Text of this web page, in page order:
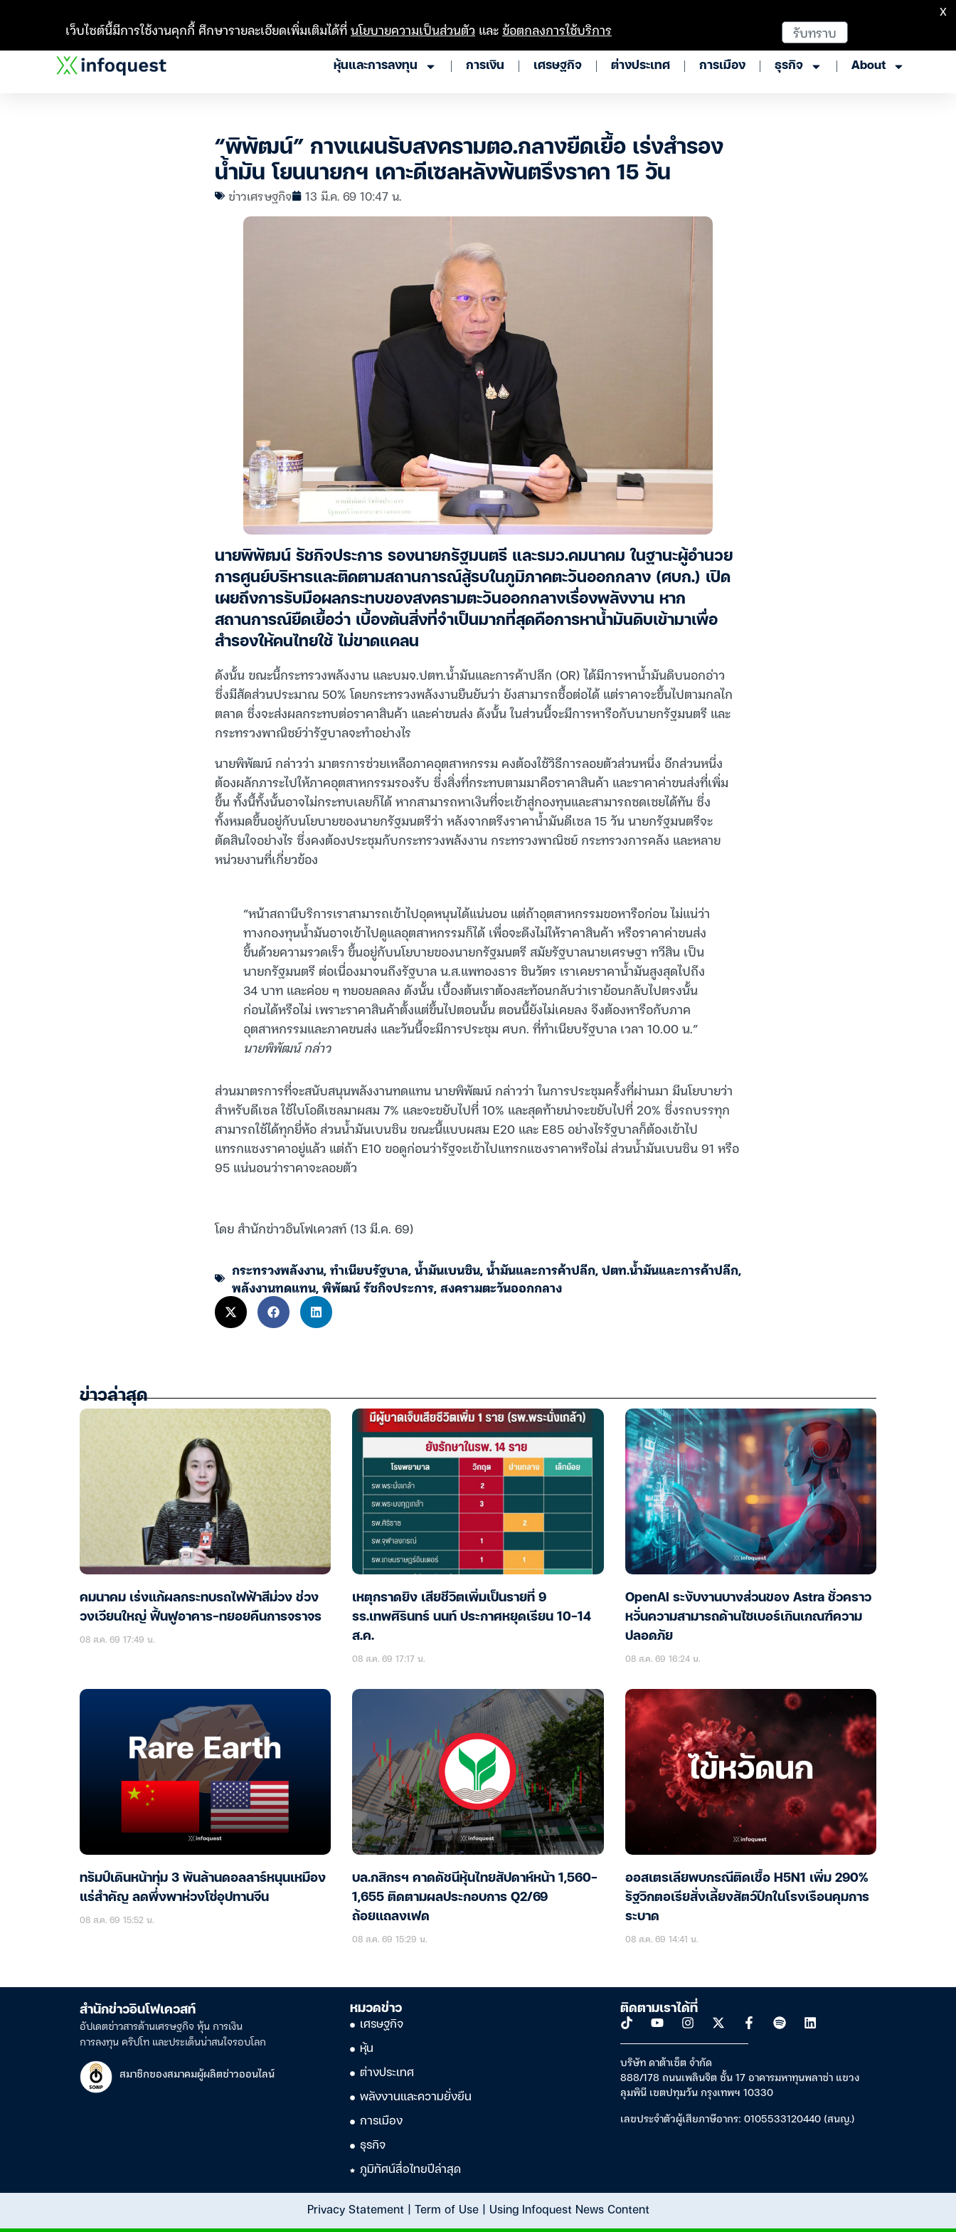
หุ้นและการลงทุน การเงิน เศรษฐกิจ ต่างประเทศ การเมือง ธุรกิจ About
“พิพัฒน์” กางแผนรับสงครามตอ.กลางยืดเยื้อ เร่งสำรอง
น้ำมัน โยนนายกฯ เคาะดีเซลหลังพ้นตรึงราคา 15 วัน
ข่าวเศรษฐกิจ 13 มี.ค. 69 10:47 น.
นายพิพัฒน์ รัชกิจประการ รองนายกรัฐมนตรี และรมว.คมนาคม ในฐานะผู้อำนวย
การศูนย์บริหารและติดตามสถานการณ์สู้รบในภูมิภาคตะวันออกกลาง (ศบก.) เปิด
เผยถึงการรับมือผลกระทบของสงครามตะวันออกกลางเรื่องพลังงาน หาก
สถานการณ์ยืดเยื้อว่า เบื้องต้นสิ่งที่จำเป็นมากที่สุดคือการหาน้ำมันดิบเข้ามาเพื่อ
สำรองให้คนไทยใช้ ไม่ขาดแคลน
ดังนั้น ขณะนี้กระทรวงพลังงาน และบมจ.ปตท.น้ำมันและการค้าปลีก (OR) ได้มีการหาน้ำมันดิบนอกอ่าว
ซึ่งมีสัดส่วนประมาณ 50% โดยกระทรวงพลังงานยืนยันว่า ยังสามารถซื้อต่อได้ แต่ราคาจะขึ้นไปตามกลไก
ตลาด ซึ่งจะส่งผลกระทบต่อราคาสินค้า และค่าขนส่ง ดังนั้น ในส่วนนี้จะมีการหารือกับนายกรัฐมนตรี และ
กระทรวงพาณิชย์ว่ารัฐบาลจะทำอย่างไร
นายพิพัฒน์ กล่าวว่า มาตรการช่วยเหลือภาคอุตสาหกรรม คงต้องใช้วิธีการลอยตัวส่วนหนึ่ง อีกส่วนหนึ่ง
ต้องผลักภาระไปให้ภาคอุตสาหกรรมรองรับ ซึ่งสิ่งที่กระทบตามมาคือราคาสินค้า และราคาค่าขนส่งที่เพิ่ม
ขึ้น ทั้งนี้ทั้งนั้นอาจไม่กระทบเลยก็ได้ หากสามารถหาเงินที่จะเข้าสู่กองทุนและสามารถชดเชยได้ทัน ซึ่ง
ทั้งหมดขึ้นอยู่กับนโยบายของนายกรัฐมนตรีว่า หลังจากตรึงราคาน้ำมันดีเซล 15 วัน นายกรัฐมนตรีจะ
ตัดสินใจอย่างไร ซึ่งคงต้องประชุมกับกระทรวงพลังงาน กระทรวงพาณิชย์ กระทรวงการคลัง และหลาย
หน่วยงานที่เกี่ยวข้อง
“หน้าสถานีบริการเราสามารถเข้าไปอุดหนุนได้แน่นอน แต่ถ้าอุตสาหกรรมขอหารือก่อน ไม่แน่ว่า
ทางกองทุนน้ำมันอาจเข้าไปดูแลอุตสาหกรรมก็ได้ เพื่อจะดึงไม่ให้ราคาสินค้า หรือราคาค่าขนส่ง
ขึ้นด้วยความรวดเร็ว ขึ้นอยู่กับนโยบายของนายกรัฐมนตรี สมัยรัฐบาลนายเศรษฐา ทวีสิน เป็น
นายกรัฐมนตรี ต่อเนื่องมาจนถึงรัฐบาล น.ส.แพทองธาร ชินวัตร เราเคยราคาน้ำมันสูงสุดไปถึง
34 บาท และค่อย ๆ ทยอยลดลง ดังนั้น เบื้องต้นเราต้องสะท้อนกลับว่าเราย้อนกลับไปตรงนั้น
ก่อนได้หรือไม่ เพราะราคาสินค้าตั้งแต่ขึ้นไปตอนนั้น ตอนนี้ยังไม่เคยลง จึงต้องหารือกับภาค
อุตสาหกรรมและภาคขนส่ง และวันนี้จะมีการประชุม ศบก. ที่ทำเนียบรัฐบาล เวลา 10.00 น.”
นายพิพัฒน์ กล่าว
ส่วนมาตรการที่จะสนับสนุนพลังงานทดแทน นายพิพัฒน์ กล่าวว่า ในการประชุมครั้งที่ผ่านมา มีนโยบายว่า
สำหรับดีเซล ใช้ไบโอดีเซลมาผสม 7% และจะขยับไปที่ 10% และสุดท้ายน่าจะขยับไปที่ 20% ซึ่งรถบรรทุก
สามารถใช้ได้ทุกยี่ห้อ ส่วนน้ำมันเบนซิน ขณะนี้แบบผสม E20 และ E85 อย่างไรรัฐบาลก็ต้องเข้าไป
แทรกแซงราคาอยู่แล้ว แต่ถ้า E10 ขอดูก่อนว่ารัฐจะเข้าไปแทรกแซงราคาหรือไม่ ส่วนน้ำมันเบนซิน 91 หรือ
95 แน่นอนว่าราคาจะลอยตัว
โดย สำนักข่าวอินโฟเควสท์ (13 มี.ค. 69)
กระทรวงพลังงาน,ทำเนียบรัฐบาล,น้ำมันเบนซิน,น้ำมันและการค้าปลีก,ปตท.น้ำมันและการค้าปลีก,
พลังงานทดแทน,พิพัฒน์ รัชกิจประการ,สงครามตะวันออกกลาง
ข่าวล่าสุด
คมนาคม เร่งแก้ผลกระทบรถไฟฟ้าสีม่วง ช่วง
วงเวียนใหญ่ ฟื้นฟูอาคาร-ทยอยคืนการจราจร
08 ส.ค. 69 17:49 น.
เหตุกราดยิง เสียชีวิตเพิ่มเป็นรายที่ 9
รร.เทพศิรินทร์ นนท์ ประกาศหยุดเรียน 10-14
ส.ค.
08 ส.ค. 69 17:17 น.
OpenAI ระงับงานบางส่วนของ Astra ชั่วคราว
หวั่นความสามารถด้านไซเบอร์เกินเกณฑ์ความ
ปลอดภัย
08 ส.ค. 69 16:24 น.
ทรัมป์เดินหน้าทุ่ม 3 พันล้านดอลลาร์หนุนเหมือง
แร่สำคัญ ลดพึ่งพาห่วงโซ่อุปทานจีน
08 ส.ค. 69 15:52 น.
บล.กสิกรฯ คาดดัชนีหุ้นไทยสัปดาห์หน้า 1,560-
1,655 ติดตามผลประกอบการ Q2/69
ถ้อยแถลงเฟด
08 ส.ค. 69 15:29 น.
ออสเตรเลียพบกรณีติดเชื้อ H5N1 เพิ่ม 290%
รัฐวิกตอเรียสั่งเลี้ยงสัตว์ปีกในโรงเรือนคุมการ
ระบาด
08 ส.ค. 69 14:41 น.
สำนักข่าวอินโฟเควสท์
อัปเดตข่าวสารด้านเศรษฐกิจ หุ้น การเงิน
การลงทุน คริปโท และประเด็นน่าสนใจรอบโลก
สมาชิกของสมาคมผู้ผลิตข่าวออนไลน์
หมวดข่าว
เศรษฐกิจ
หุ้น
ต่างประเทศ
พลังงานและความยั่งยืน
การเมือง
ธุรกิจ
ภูมิทัศน์สื่อไทยปีล่าสุด
ติดตามเราได้ที่
บริษัท ดาต้าเซ็ต จำกัด
888/178 ถนนเพลินจิต ชั้น 17 อาคารมหาทุนพลาซ่า แขวง
ลุมพินี เขตปทุมวัน กรุงเทพฯ 10330
เลขประจำตัวผู้เสียภาษีอากร: 0105533120440 (สนญ.)
Privacy Statement| Term of Use| Using Infoquest News Content
เว็บไซต์นี้มีการใช้งานคุกกี้ ศึกษารายละเอียดเพิ่มเติมได้ที่นโยบายความเป็นส่วนตัว และข้อตกลงการใช้บริการ รับทราบ
X